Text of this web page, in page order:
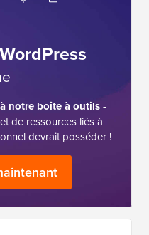
notre boîte à outils-
de ressources liés à
devrait posséder !